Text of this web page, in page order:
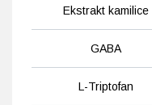
Ekstrakt kamilice
GABA
L-Triptofan